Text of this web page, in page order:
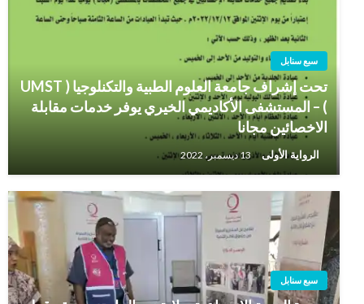
سبع سنابل
تحت إشراف جامعة العلوم الطبية والتكنلوجيا ( UMST
) – المستشفى الأكاديمي الخيري يوفر خدمات مقابلة
الاخصائين مجانا
الرواية الأولى 13 ديسمبر، 2022
سبع سنابل